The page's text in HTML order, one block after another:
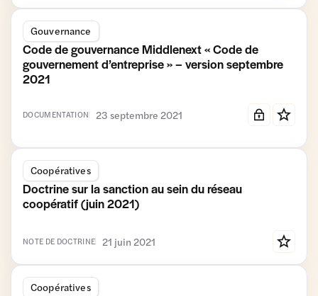
Gouvernance
Code de gouvernance Middlenext « Code de
gouvernement d’entreprise » – version septembre
2021
DOCUMENTATION 23 septembre 2021
Coopératives
Doctrine sur la sanction au sein du réseau
coopératif (juin 2021)
NOTE DE DOCTRINE 21 juin 2021
Coopératives